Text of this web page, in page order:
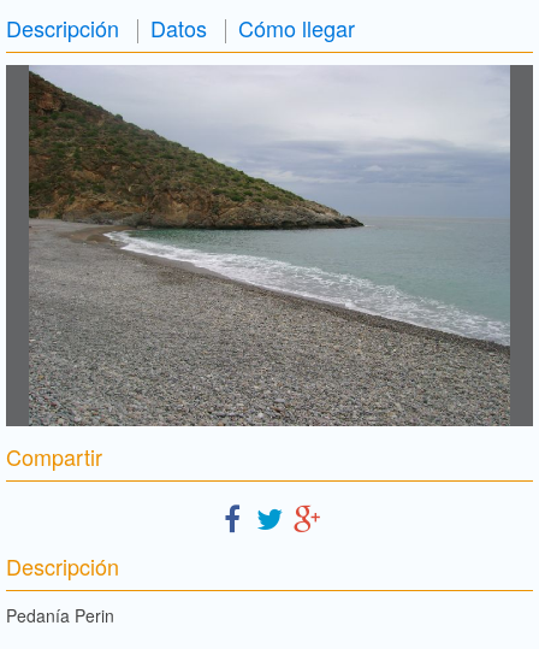
Descripción Datos Cómo llegar
Compartir
Descripción
Pedanía Perin